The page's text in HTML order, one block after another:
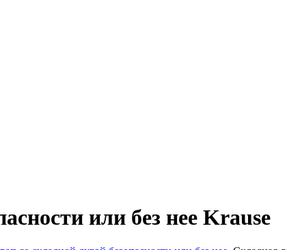
или без нее Krause